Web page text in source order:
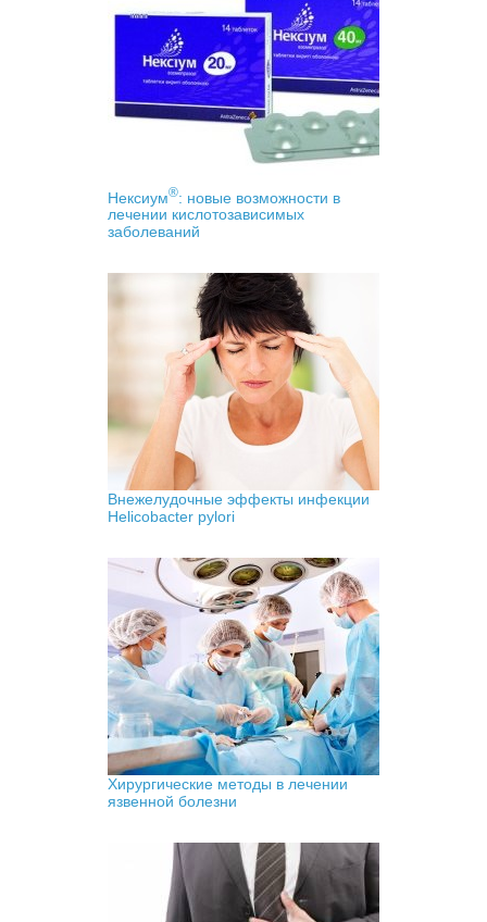
Нексиум®: новые возможности в
лечении кислотозависимых
заболеваний
Внежелудочные эффекты инфекции
Helicobacter pylori
Хирургические методы в лечении
язвенной болезни